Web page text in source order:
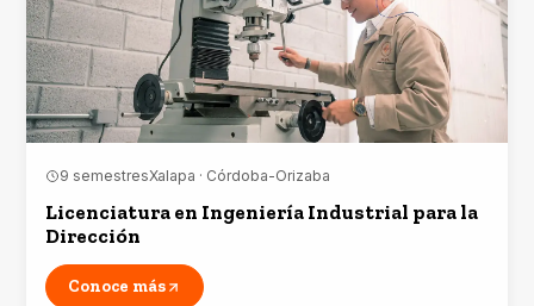
9 semestresXalapa · Córdoba-Orizaba
Licenciatura en Ingeniería Industrial para la
Dirección
Conoce más